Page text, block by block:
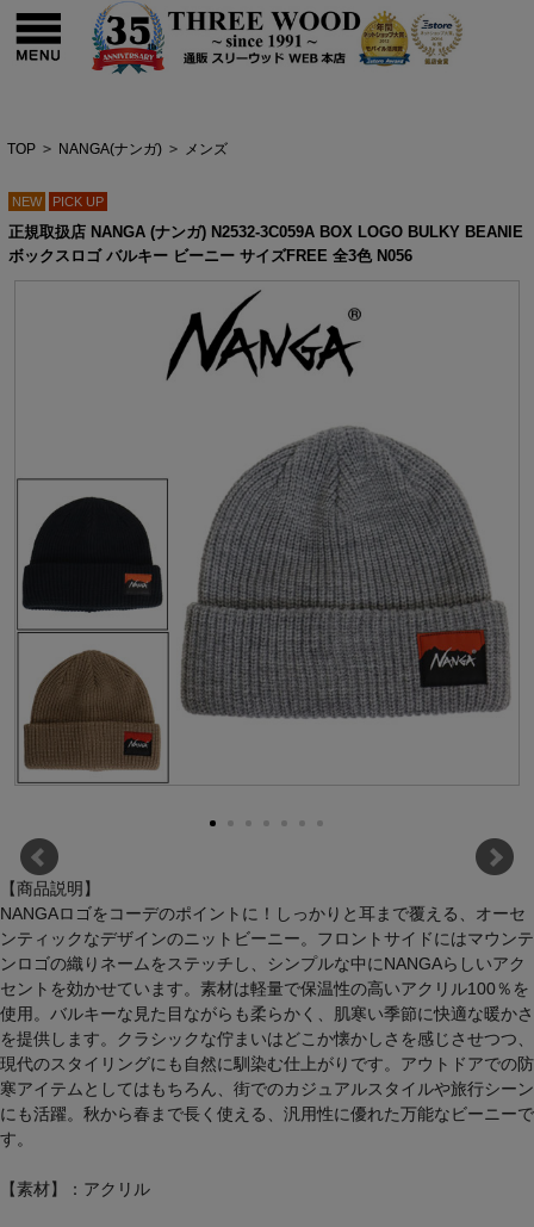
TOP > NANGA(ナンガ) > メンズ
NEW PICK UP
正規取扱店 NANGA (ナンガ) N2532-3C059A BOX LOGO BULKY BEANIE
ボックスロゴ バルキー ビーニー サイズFREE 全3色 N056
【商品説明】
NANGAロゴをコーデのポイントに！しっかりと耳まで覆える、オーセ
ンティックなデザインのニットビーニー。フロントサイドにはマウンテ
ンロゴの織りネームをステッチし、シンプルな中にNANGAらしいアク
セントを効かせています。素材は軽量で保温性の高いアクリル100％を
使用。バルキーな見た目ながらも柔らかく、肌寒い季節に快適な暖かさ
を提供します。クラシックな佇まいはどこか懐かしさを感じさせつつ、
現代のスタイリングにも自然に馴染む仕上がりです。アウトドアでの防
寒アイテムとしてはもちろん、街でのカジュアルスタイルや旅行シーン
にも活躍。秋から春まで長く使える、汎用性に優れた万能なビーニーで
す。
【素材】：アクリル